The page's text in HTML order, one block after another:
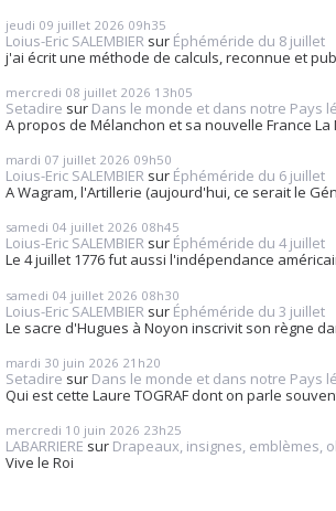
jeudi 09 juillet 2026 09h35
Loius-Eric SALEMBIER sur Éphéméride du 8 juillet
j'ai écrit une méthode de calculs, reconnue et
mercredi 08 juillet 2026 13h05
Setadire sur Dans le monde et dans notre Pays
A propos de Mélanchon et sa nouvelle France La
mardi 07 juillet 2026 09h50
Loius-Eric SALEMBIER sur Éphéméride du 6 juillet
A Wagram, l'Artillerie (aujourd'hui, ce serait le
samedi 04 juillet 2026 08h45
Loius-Eric SALEMBIER sur Éphéméride du 4 juillet
Le 4 juillet 1776 fut aussi l'indépendance
samedi 04 juillet 2026 08h30
Loius-Eric SALEMBIER sur Éphéméride du 3 juillet
Le sacre d'Hugues à Noyon inscrivit son règne
mardi 30 juin 2026 21h20
Setadire sur Dans le monde et dans notre Pays
Qui est cette Laure TOGRAF dont on parle
mercredi 10 juin 2026 23h25
LABARRIERE sur Drapeaux, insignes, emblèmes,
Vive le Roi